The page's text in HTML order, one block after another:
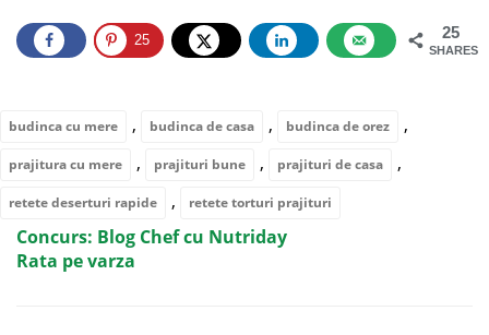
25
SHARES
25
budinca cu mere , budinca de casa , budinca de orez ,
prajitura cu mere , prajituri bune , prajituri de casa ,
retete deserturi rapide , retete torturi prajituri
Concurs: Blog Chef cu Nutriday
Rata pe varza